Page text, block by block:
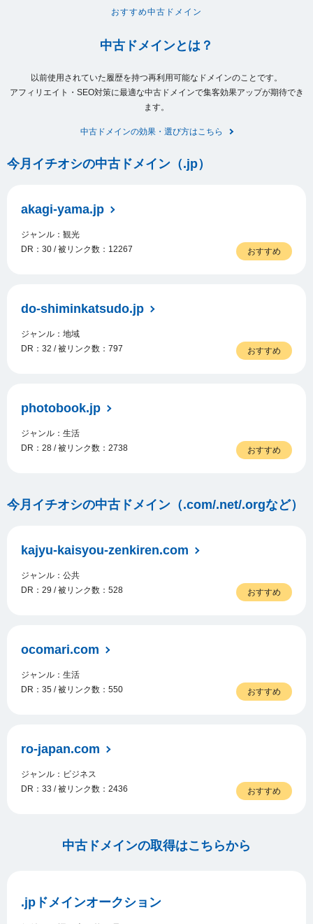
おすすめ中古ドメイン
中古ドメインとは？
以前使用されていた履歴を持つ再利用可能なドメインのことです。
アフィリエイト・SEO対策に最適な中古ドメインで集客効果アップが期待でき
ます。
中古ドメインの効果・選び方はこちら
今月イチオシの中古ドメイン（.jp）
akagi-yama.jp
ジャンル：観光
DR：30 / 被リンク数：12267
おすすめ
do-shiminkatsudo.jp
ジャンル：地域
DR：32 / 被リンク数：797
おすすめ
photobook.jp
ジャンル：生活
DR：28 / 被リンク数：2738
おすすめ
今月イチオシの中古ドメイン（.com/.net/.orgなど）
kajyu-kaisyou-zenkiren.com
ジャンル：公共
DR：29 / 被リンク数：528
おすすめ
ocomari.com
ジャンル：生活
DR：35 / 被リンク数：550
おすすめ
ro-japan.com
ジャンル：ビジネス
DR：33 / 被リンク数：2436
おすすめ
中古ドメインの取得はこちらから
.jpドメインオークション